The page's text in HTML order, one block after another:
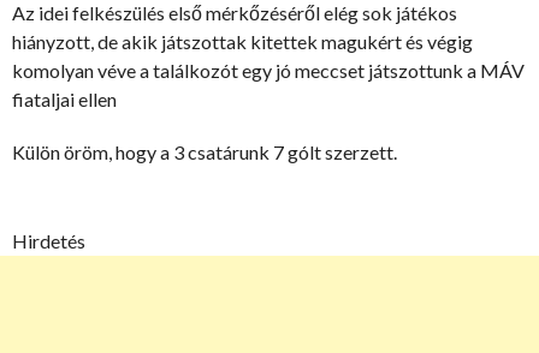
Az idei felkészülés első mérkőzéséről elég sok játékos
hiányzott, de akik játszottak kitettek magukért és végig
komolyan véve a találkozót egy jó meccset játszottunk a MÁV
fiataljai ellen
Külön öröm, hogy a 3 csatárunk 7 gólt szerzett.
Hirdetés